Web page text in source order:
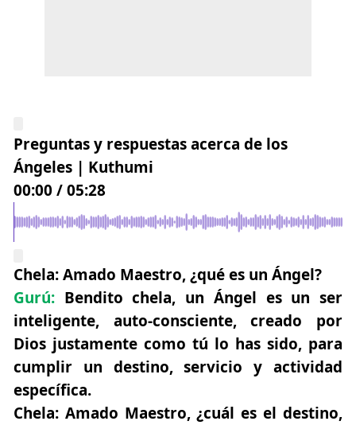
Preguntas y respuestas acerca de los
Ángeles | Kuthumi
00:00 /05:28
Chela:Amado Maestro, ¿qué es un Ángel?
Gurú: Bendito chela, un Ángel es un ser
inteligente, auto-consciente, creado por
Dios justamente como tú lo has sido, para
cumplir un destino, servicio y actividad
específica.
Chela: Amado Maestro, ¿cuál es el destino,